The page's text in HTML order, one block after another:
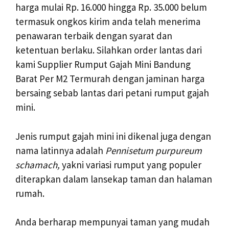
harga mulai Rp. 16.000 hingga Rp. 35.000 belum
termasuk ongkos kirim anda telah menerima
penawaran terbaik dengan syarat dan
ketentuan berlaku. Silahkan order lantas dari
kami Supplier Rumput Gajah Mini Bandung
Barat Per M2 Termurah dengan jaminan harga
bersaing sebab lantas dari petani rumput gajah
mini.
Jenis rumput gajah mini ini dikenal juga dengan
nama latinnya adalah Pennisetum purpureum
schamach, yakni variasi rumput yang populer
diterapkan dalam lansekap taman dan halaman
rumah.
Anda berharap mempunyai taman yang mudah